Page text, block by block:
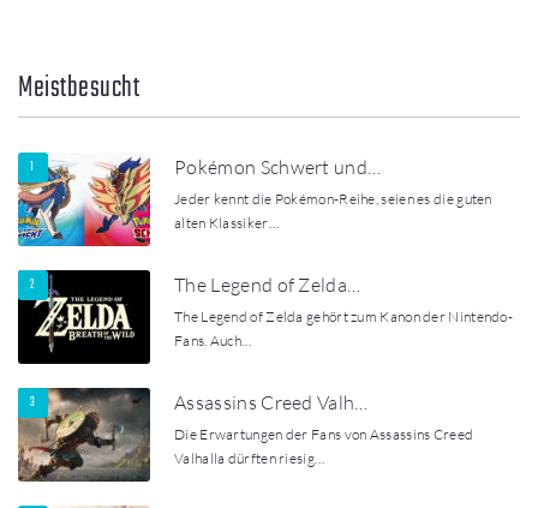
Meistbesucht
Pokémon Schwert und…
Jeder kennt die Pokémon-Reihe, seien es die guten
alten Klassiker…
The Legend of Zelda…
The Legend of Zelda gehört zum Kanon der Nintendo-
Fans. Auch…
Assassins Creed Valh…
Die Erwartungen der Fans von Assassins Creed
Valhalla dürften riesig…